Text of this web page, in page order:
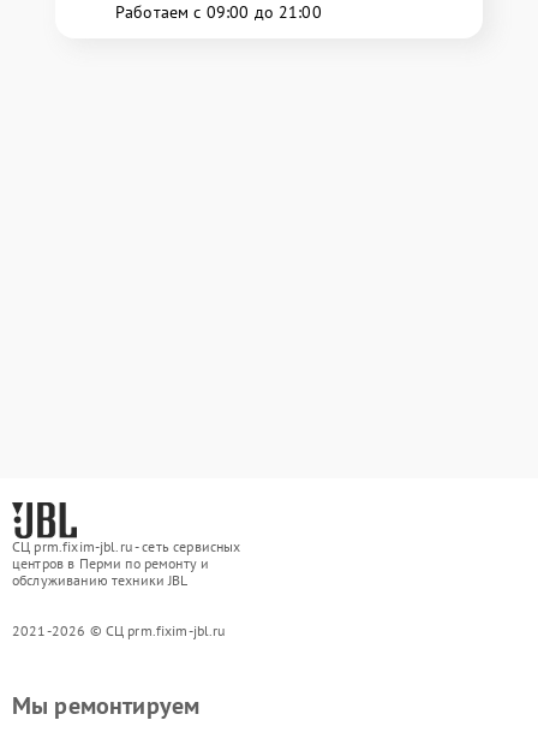
Работаем с 09:00 до 21:00
СЦ prm.fixim-jbl.ru - сеть сервисных
центров в Перми по ремонту и
обслуживанию техники JBL
2021-2026 © СЦ prm.fixim-jbl.ru
Мы ремонтируем